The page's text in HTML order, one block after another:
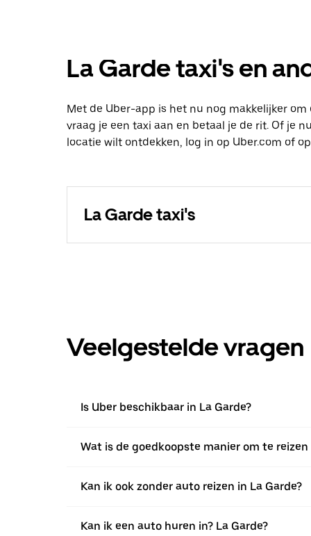
La Garde taxi's en
Met de Uber-app is het nu nog makkelijker
vraag je een taxi aan en betaal je de rit. Of je
locatie wilt ontdekken, log in op Uber.com of
La Garde taxi's
Veelgestelde vragen
Is Uber beschikbaar in La Garde?
Wat is de goedkoopste manier om te reizen
Kan ik ook zonder auto reizen in La Garde?
Kan ik een auto huren in? La Garde?